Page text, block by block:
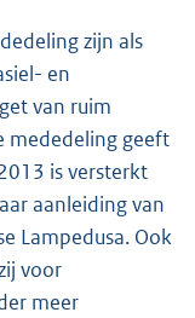
zijn als
en
van ruim
mededeling geeft
is versterkt
aanleiding van
Lampedusa. Ook
voor
meer